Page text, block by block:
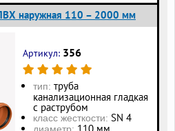
наружная 110 – 2000 мм
Артикул: 356
тип: труба
канализационная гладкая
с раструбом
класс жесткости: SN 4